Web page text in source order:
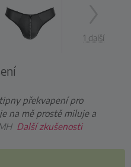
1 další
překvapení pro
na mě prostě miluje a
Další zkušenosti